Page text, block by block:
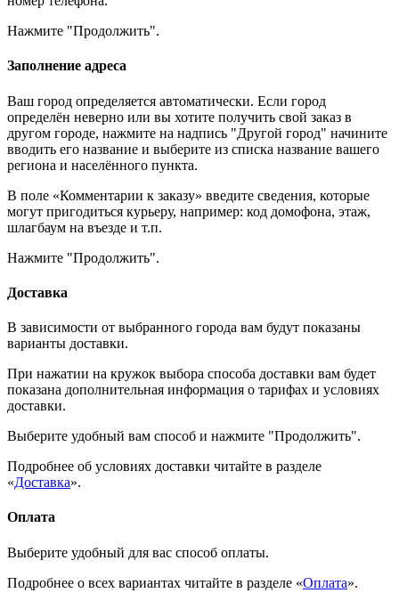
Нажмите "Продолжить".
Заполнение адреса
Ваш город определяется автоматически. Если город
определён неверно или вы хотите получить свой заказ в
другом городе, нажмите на надпись "Другой город" начините
вводить его название и выберите из списка название вашего
региона и населённого пункта.
В поле «Комментарии к заказу» введите сведения, которые
могут пригодиться курьеру, например: код домофона, этаж,
шлагбаум на въезде и т.п.
Нажмите "Продолжить".
Доставка
В зависимости от выбранного города вам будут показаны
варианты доставки.
При нажатии на кружок выбора способа доставки вам будет
показана дополнительная информация о тарифах и условиях
доставки.
Выберите удобный вам способ и нажмите "Продолжить".
Подробнее об условиях доставки читайте в разделе
«Доставка».
Оплата
Выберите удобный для вас способ оплаты.
Подробнее о всех вариантах читайте в разделе «Оплата».